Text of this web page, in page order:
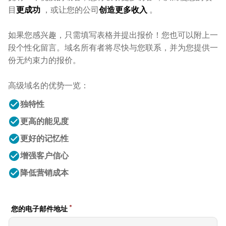
目更成功 ，或让您的公司创造更多收入 。
如果您感兴趣，只需填写表格并提出报价！您也可以附上一
段个性化留言。域名所有者将尽快与您联系，并为您提供一
份无约束力的报价。
高级域名的优势一览：
check_circle独特性
check_circle更高的能见度
check_circle更好的记忆性
check_circle增强客户信心
check_circle 降低营销成本